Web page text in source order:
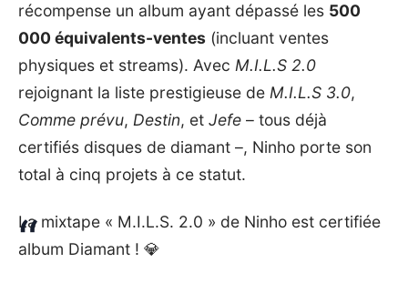
récompense un album ayant dépassé les 500
000 équivalents-ventes (incluant ventes
physiques et streams). Avec M.I.L.S 2.0
rejoignant la liste prestigieuse de M.I.L.S 3.0,
Comme prévu, Destin, et Jefe – tous déjà
certifiés disques de diamant –, Ninho porte son
total à cinq projets à ce statut.
La mixtape « M.I.L.S. 2.0 » de Ninho est certifiée
album Diamant ! 💎